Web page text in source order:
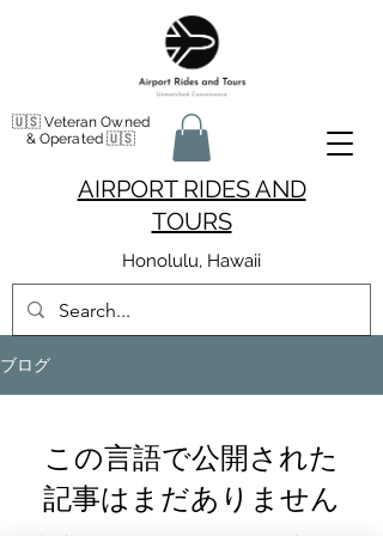
AIRPORT RIDES AND
TOURS
🇺🇸 Veteran Owned
& Operated 🇺🇸
Honolulu, Hawaii
ブログ
この言語で公開された
記事はまだありません